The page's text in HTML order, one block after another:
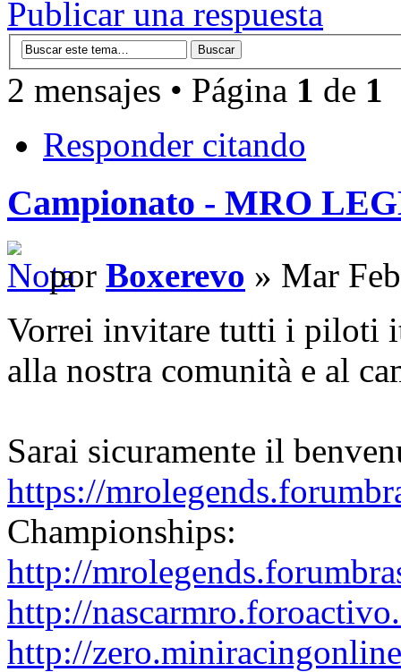
Publicar una respuesta
2 mensajes • Página 1 de 1
Responder citando
Campionato - MRO
por Boxerevo » Mar
Vorrei invitare tutti i piloti
alla nostra comunità e al
Sarai sicuramente il
https://
Championships:
http://
http://
http://